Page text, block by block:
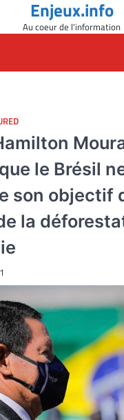
Enjeux.info
Au coeur de l'information
le Brésil
son objectif
la